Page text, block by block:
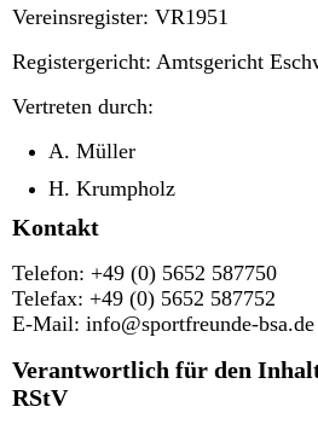
Vereinsregister: VR1951
Registergericht: Amtsgericht
Vertreten durch:
A. Müller
H. Krumpholz
Kontakt
Telefon: +49 (0) 5652 587750
Telefax: +49 (0) 5652 587752
E-Mail: info@sportfreunde-bsa.de
Verantwortlich für den Inhalt
RStV